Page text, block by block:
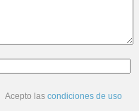
Acepto las condiciones de uso